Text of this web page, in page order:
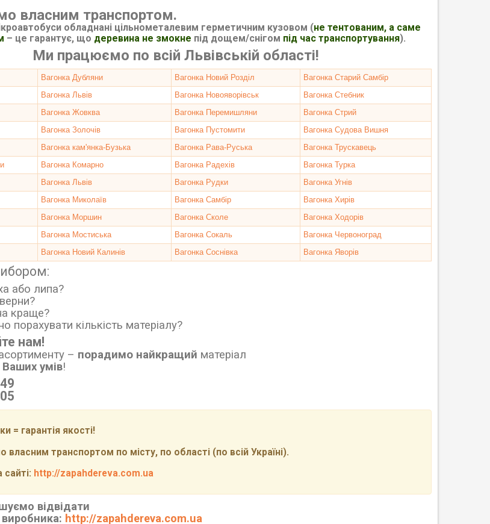
власним транспортом.
обладнані цільнометалевим герметичним кузовом (не тентованим, а саме
– це гарантує, що деревина не змокне під дощем/снігом під час транспортування).
Ми працюємо по всій Львівській області!
Вагонка Дубляни Вагонка Новий Розділ
Вагонка Старий Самбір
Вагонка Львів Вагонка Новояворівськ
Вагонка Стебник
Вагонка Жовква Вагонка Перемишляни
Вагонка Стрий
Вагонка Золочів Вагонка Пустомити
Вагонка Судова Вишня
Вагонка кам'янка-Бузька Вагонка Рава-Руська
Вагонка Трускавець
Вагонка Комарно Вагонка Радехів
Вагонка Турка
Вагонка Львів Вагонка Рудки
Вагонка Угнів
Вагонка Миколаїв Вагонка Самбір
Вагонка Хирів
Вагонка Моршин Вагонка Сколе
Вагонка Ходорів
Вагонка Мостиська Вагонка Сокаль
Вагонка Червоноград
Вагонка Новий Калинів Вагонка Соснівка Вагонка Яворів
або липа?
краще?
порахувати кількість матеріалу?
нам!
– порадимо найкращий матеріал
умів!
= гарантія якості!
транспортом по місту, по області (по всій Україні).
сайті: http://zapahdereva.com.ua
відвідати
http://zapahdereva.com.ua